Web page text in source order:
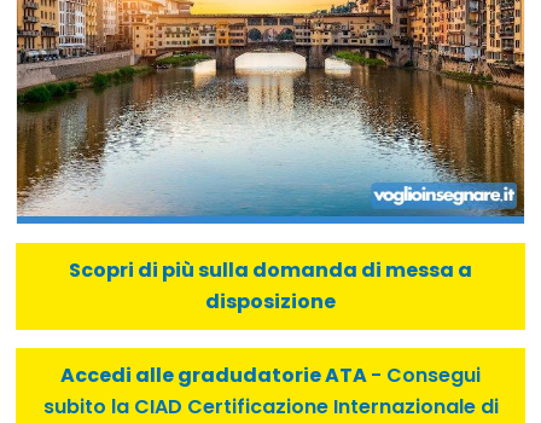
Scopri di più sulla domanda di messa a
disposizione
Accedi alle gradudatorie ATA- Consegui
subito la CIAD Certificazione Internazionale di